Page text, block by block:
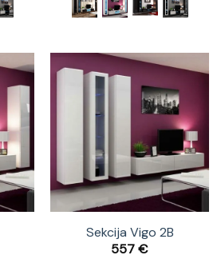
Sekcija Vigo 2B
557€